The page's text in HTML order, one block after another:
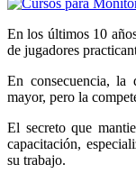
En los últimos 10
de jugadores
En consecuencia, la
mayor, pero la
El secreto que
capacitación,
su trabajo.